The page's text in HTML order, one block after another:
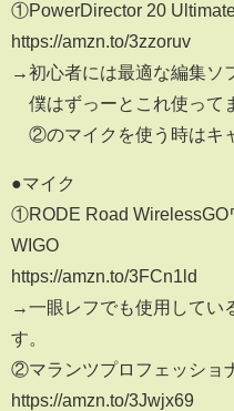
①PowerDirector 20
https://amzn.to/3zzoruv
→初心者には最適な編集ソ
僕はずっーとこれ使って
②のマイクを使う時はキ
●マイク
①RODE Road WirelessGO
WIGO
https://amzn.to/3FCn1ld
→一眼レフでも使用してい
す。
②マランツプロフェッショ
https://amzn.to/3Jwjx69